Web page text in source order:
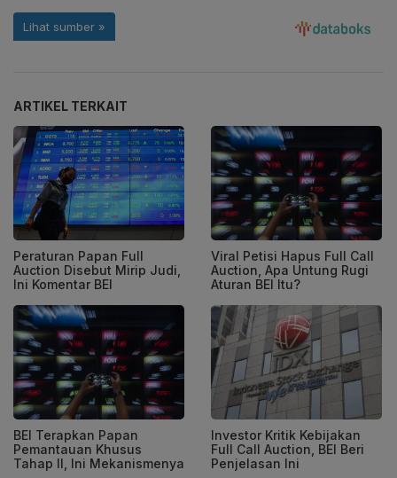
ARTIKEL TERKAIT
Peraturan Papan Full
Auction Disebut Mirip Judi,
Ini Komentar BEI
Viral Petisi Hapus Full Call
Auction, Apa Untung Rugi
Aturan BEI Itu?
BEI Terapkan Papan
Pemantauan Khusus
Tahap II, Ini Mekanismenya
Investor Kritik Kebijakan
Full Call Auction, BEI Beri
Penjelasan Ini